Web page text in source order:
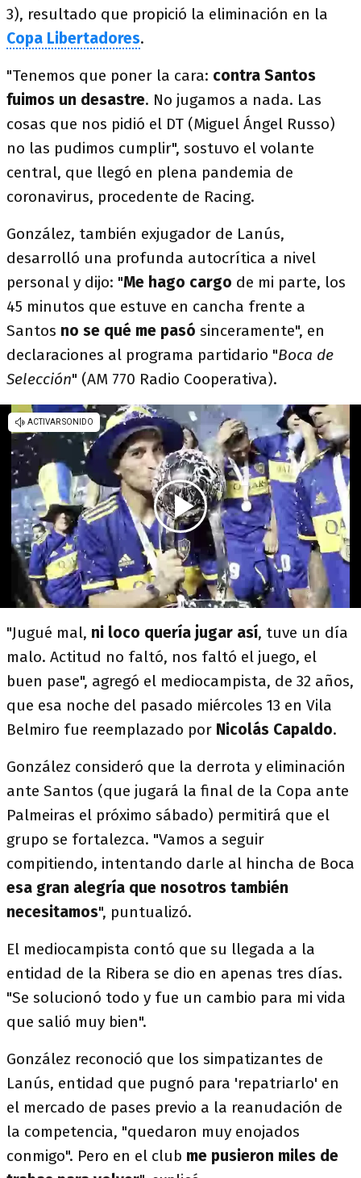
3), resultado que propició la eliminación en la
Copa Libertadores.
"Tenemos que poner la cara: contra Santos
fuimos un desastre. No jugamos a nada. Las
cosas que nos pidió el DT (Miguel Ángel Russo)
no las pudimos cumplir", sostuvo el volante
central, que llegó en plena pandemia de
coronavirus, procedente de Racing.
González, también exjugador de Lanús,
desarrolló una profunda autocrítica a nivel
personal y dijo: "Me hago cargo de mi parte, los
45 minutos que estuve en cancha frente a
Santos no se qué me pasó sinceramente", en
declaraciones al programa partidario "Boca de
Selección" (AM 770 Radio Cooperativa).
"Jugué mal, ni loco quería jugar así, tuve un día
malo. Actitud no faltó, nos faltó el juego, el
buen pase", agregó el mediocampista, de 32 años,
que esa noche del pasado miércoles 13 en Vila
Belmiro fue reemplazado por Nicolás Capaldo.
González consideró que la derrota y eliminación
ante Santos (que jugará la final de la Copa ante
Palmeiras el próximo sábado) permitirá que el
grupo se fortalezca. "Vamos a seguir
compitiendo, intentando darle al hincha de Boca
esa gran alegría que nosotros también
necesitamos", puntualizó.
El mediocampista contó que su llegada a la
entidad de la Ribera se dio en apenas tres días.
"Se solucionó todo y fue un cambio para mi vida
que salió muy bien".
González reconoció que los simpatizantes de
Lanús, entidad que pugnó para 'repatriarlo' en
el mercado de pases previo a la reanudación de
la competencia, "quedaron muy enojados
conmigo". Pero en el club me pusieron miles de